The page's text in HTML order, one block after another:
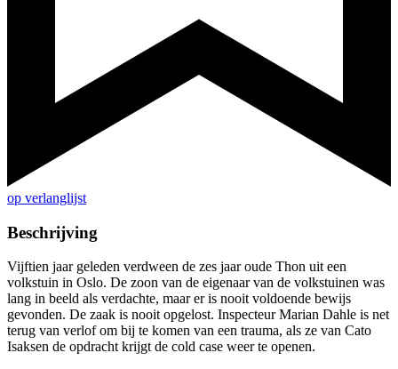
op verlanglijst
Beschrijving
Vijftien jaar geleden verdween de zes jaar oude Thon uit een
volkstuin in Oslo. De zoon van de eigenaar van de volkstuinen was
lang in beeld als verdachte, maar er is nooit voldoende bewijs
gevonden. De zaak is nooit opgelost. Inspecteur Marian Dahle is net
terug van verlof om bij te komen van een trauma, als ze van Cato
Isaksen de opdracht krijgt de cold case weer te openen.